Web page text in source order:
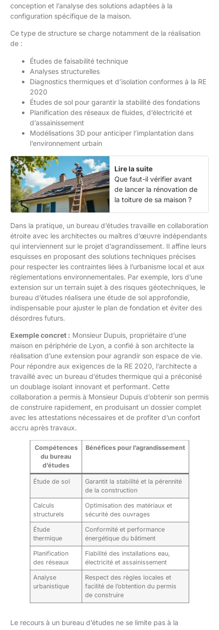
conception et l’analyse des solutions adaptées à la
configuration spécifique de la maison.
Ce type de structure se charge notamment de la réalisation
de :
Études de faisabilité technique
Analyses structurelles
Diagnostics thermiques et d’isolation conformes à la RE
2020
Études de sol pour garantir la stabilité des fondations
Planification des réseaux de fluides, d’électricité et
d’assainissement
Modélisations 3D pour anticiper l’implantation dans
l’environnement urbain
Lire la suite
Que faut-il vérifier avant
de lancer la rénovation de
la toiture de sa maison ?
Dans la pratique, un bureau d’études travaille en collaboration
étroite avec les architectes ou maîtres d’œuvre indépendants
qui interviennent sur le projet d’agrandissement. Il affine leurs
esquisses en proposant des solutions techniques précises
pour respecter les contraintes liées à l’urbanisme local et aux
réglementations environnementales. Par exemple, lors d’une
extension sur un terrain sujet à des risques géotechniques, le
bureau d’études réalisera une étude de sol approfondie,
indispensable pour ajuster le plan de fondation et éviter des
désordres futurs.
Exemple concret : Monsieur Dupuis, propriétaire d’une
maison en périphérie de Lyon, a confié à son architecte la
réalisation d’une extension pour agrandir son espace de vie.
Pour répondre aux exigences de la RE 2020, l’architecte a
travaillé avec un bureau d’études thermique qui a préconisé
un doublage isolant innovant et performant. Cette
collaboration a permis à Monsieur Dupuis d’obtenir son permis
de construire rapidement, en produisant un dossier complet
avec les attestations nécessaires et de profiter d’un confort
accru après travaux.
Compétences
du bureau
d’études
Bénéfices pour l’agrandissement
Étude de sol
Garantit la stabilité et la pérennité
de la construction
Calculs
structurels
Optimisation des matériaux et
sécurité des ouvrages
Étude
thermique
Conformité et performance
énergétique du bâtiment
Planification
des réseaux
Fiabilité des installations eau,
électricité et assainissement
Analyse
urbanistique
Respect des règles locales et
facilité de l’obtention du permis
de construire
Le recours à un bureau d’études ne se limite pas à la